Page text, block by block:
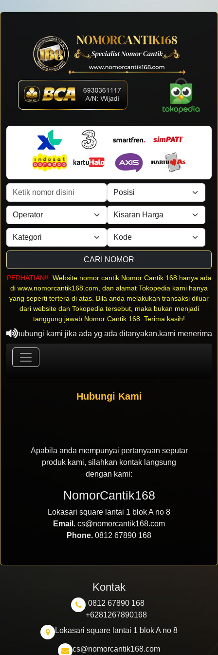
CARI NOMOR
PERHATIAN!!: Website nomor cantik Nomor Cantik 168 hanya ada
di www.nomorcantik168.com, dan alamat Tokopedia kami hanya
yang seperti tertera di atas. Bila anda melakukan transaksi diluar
dari website dan Tokopedia tersebut, maka bukan menjadi
tanggung jawab Nomor Cantik 168. Terima kasih!
kami jika ada yg ada ditanyakan.kami menerima
Hubungi Kami
Apabila anda mempunyai pertanyaan seputar
produk kami, silahkan kontak langsung
dengan kami:
NomorCantik168
Lokasari square lantai 1 blok A no 8
Email. cs@nomorcantik168.com
Phone. 0812 67890 168
Kontak
0812 67890 168
+6281267890168
Lokasari square lantai 1 blok A no 8
cs@nomorcantik168.com